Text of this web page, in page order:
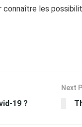
les
19 ?
Next